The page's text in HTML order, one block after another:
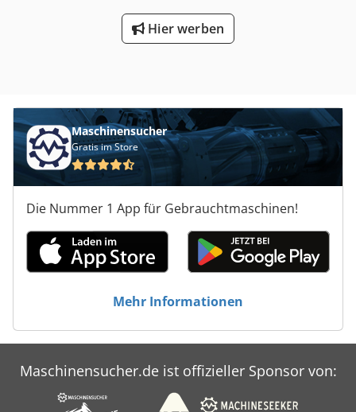
Hier werben
Maschinensucher
Gratis im Store
Die Nummer 1 App für Gebrauchtmaschinen!
Mehr Informationen
Maschinensucher.de ist offizieller Sponsor von: